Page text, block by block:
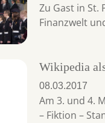
Zu Gast in
Finanzwelt
Wikipedia
08.03.2017
Am 3. und 4.
– Fiktion –